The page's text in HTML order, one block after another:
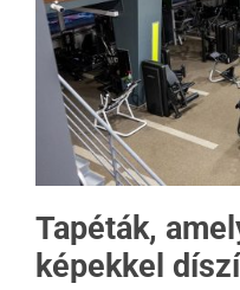
Tapéták,
képekkel